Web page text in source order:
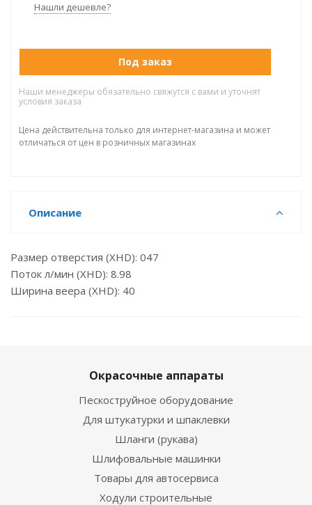
Нашли дешевле?
Под заказ
Наши менеджеры обязательно свяжутся с вами и уточнят
условия заказа
Цена действительна только для интернет-магазина и может
отличаться от цен в розничных магазинах
Описание
Размер отверстия (XHD): 047
Поток л/мин (XHD): 8.98
Ширина веера (XHD): 40
Окрасочные аппараты
Пескоструйное оборудование
Для штукатурки и шпаклевки
Шланги (рукава)
Шлифовальные машинки
Товары для автосервиса
Ходули строительные